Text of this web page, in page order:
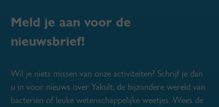
Meld je aan voor de
nieuwsbrief!
Wil je niets missen van onze activiteiten? Schrijf je dan
u in voor nieuws over Yakult, de bijzondere wereld van
bacteriën of leuke wetenschappelijke weetjes. Wees de